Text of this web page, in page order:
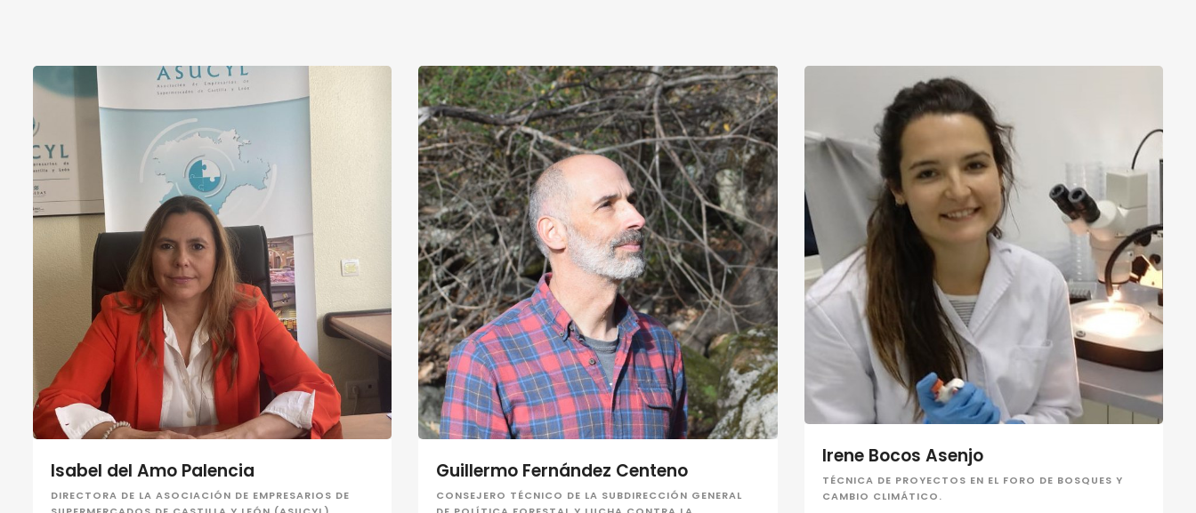
Isabel del Amo Palencia
DIRECTORA DE LA ASOCIACIÓN DE EMPRESARIOS DE
Guillermo Fernández Centeno
CONSEJERO TÉCNICO DE LA SUBDIRECCIÓN GENERAL
Irene Bocos Asenjo
TÉCNICA DE PROYECTOS EN EL FORO DE BOSQUES Y
CAMBIO CLIMÁTICO.